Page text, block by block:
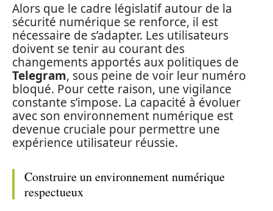
Alors que le cadre législatif autour de la
sécurité numérique se renforce, il est
nécessaire de s’adapter. Les utilisateurs
doivent se tenir au courant des
changements apportés aux politiques de
Telegram, sous peine de voir leur numéro
bloqué. Pour cette raison, une vigilance
constante s’impose. La capacité à évoluer
avec son environnement numérique est
devenue cruciale pour permettre une
expérience utilisateur réussie.
Construire un environnement numérique
respectueux